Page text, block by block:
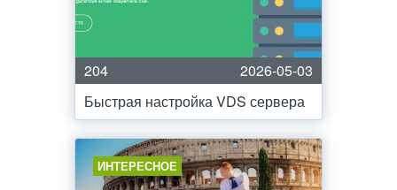
204
2026-05-03
Быстрая настройка VDS сервера
ИНТЕРЕСНОЕ